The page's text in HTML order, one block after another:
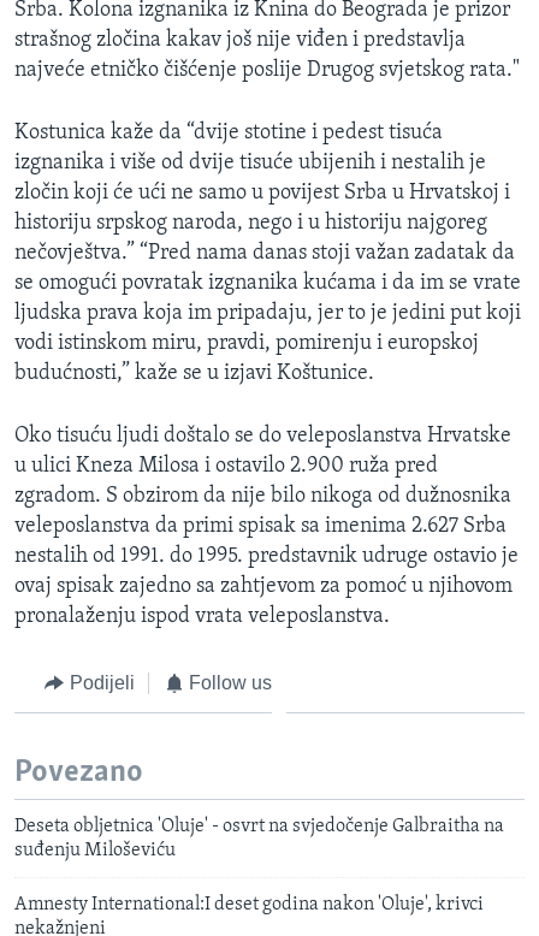
Srba. Kolona izgnanika iz Knina do Beograda je prizor
strašnog zločina kakav još nije viđen i predstavlja
najveće etničko čišćenje poslije Drugog svjetskog rata."
Kostunica kaže da “dvije stotine i pedest tisuća
izgnanika i više od dvije tisuće ubijenih i nestalih je
zločin koji će ući ne samo u povijest Srba u Hrvatskoj i
historiju srpskog naroda, nego i u historiju najgoreg
nečovještva.” “Pred nama danas stoji važan zadatak da
se omogući povratak izgnanika kućama i da im se vrate
ljudska prava koja im pripadaju, jer to je jedini put koji
vodi istinskom miru, pravdi, pomirenju i europskoj
budućnosti,” kaže se u izjavi Koštunice.
Oko tisuću ljudi doštalo se do veleposlanstva Hrvatske
u ulici Kneza Milosa i ostavilo 2.900 ruža pred
zgradom. S obzirom da nije bilo nikoga od dužnosnika
veleposlanstva da primi spisak sa imenima 2.627 Srba
nestalih od 1991. do 1995. predstavnik udruge ostavio je
ovaj spisak zajedno sa zahtjevom za pomoć u njihovom
pronalaženju ispod vrata veleposlanstva.
Podijeli Follow us
Povezano
Deseta obljetnica 'Oluje' - osvrt na svjedočenje Galbraitha na
suđenju Miloševiću
Amnesty International:I deset godina nakon 'Oluje', krivci
nekažnjeni